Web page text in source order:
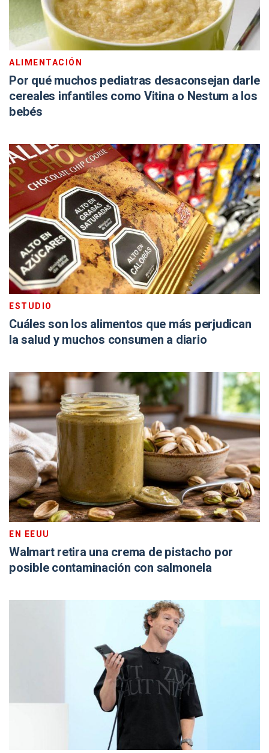
ALIMENTACIÓN
Por qué muchos pediatras desaconsejan darle
cereales infantiles como Vitina o Nestum a los
bebés
ESTUDIO
Cuáles son los alimentos que más perjudican
la salud y muchos consumen a diario
EN EEUU
Walmart retira una crema de pistacho por
posible contaminación con salmonela